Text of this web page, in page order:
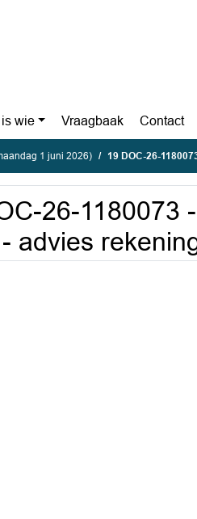
wie Vraagbaak Contact
1 juni 2026) 19 DOC-26-1180073 -
26-1180073
advies